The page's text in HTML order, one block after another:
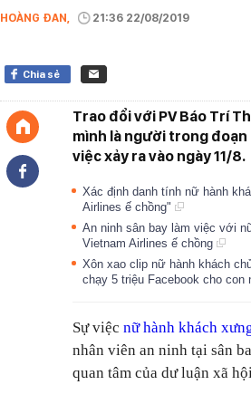
HOÀNG ĐAN, 21:36 22/08/2019
Chia sẻ
Trao đổi với PV Báo Trí
mình là người trong đoạn
việc xảy ra vào ngày 11/8.
Xác định danh tính nữ hành
Airlines ế chồng"
An ninh sân bay làm việc với
Vietnam Airlines ế chồng
Xôn xao clip nữ hành khách
chạy 5 triệu Facebook cho con
Sự việc nữ hành khách
nhân viên an ninh tại sân
quan tâm của dư luận xã